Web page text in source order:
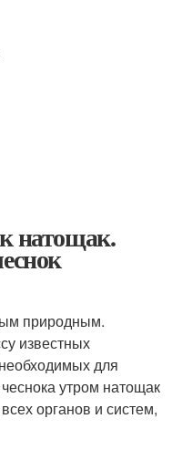
натощак.
природным.
известных
для
утром натощак
органов и систем,